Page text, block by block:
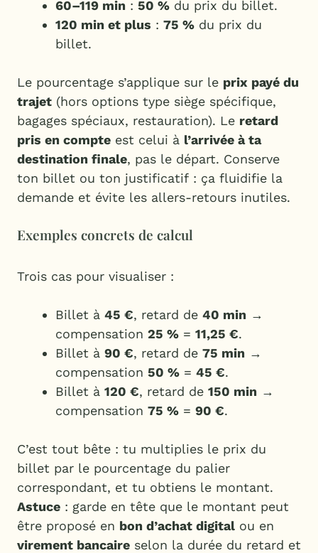
60–119 min : 50 % du prix du billet.
120 min et plus : 75 % du prix du
billet.
Le pourcentage s’applique sur le prix payé du
trajet (hors options type siège spécifique,
bagages spéciaux, restauration). Le retard
pris en compte est celui à l’arrivée à ta
destination finale, pas le départ. Conserve
ton billet ou ton justificatif : ça fluidifie la
demande et évite les allers-retours inutiles.
Exemples concrets de calcul
Trois cas pour visualiser :
Billet à 45 €, retard de 40 min →
compensation 25 % = 11,25 €.
Billet à 90 €, retard de 75 min →
compensation 50 % = 45 €.
Billet à 120 €, retard de 150 min →
compensation 75 % = 90 €.
C’est tout bête : tu multiplies le prix du
billet par le pourcentage du palier
correspondant, et tu obtiens le montant.
Astuce : garde en tête que le montant peut
être proposé en bon d’achat digital ou en
virement bancaire selon la durée du retard et